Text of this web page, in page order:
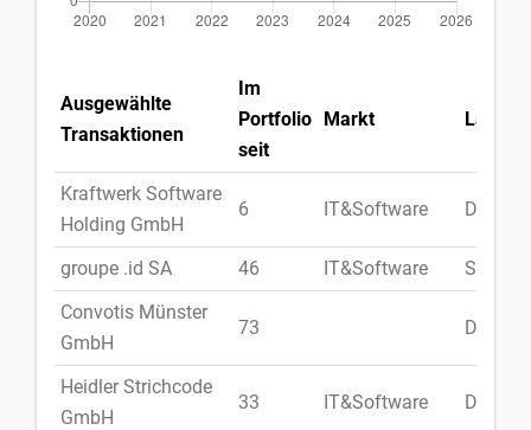
Ausgewählte
Transaktionen
Im
Portfolio
seit
Markt Land
Kraftwerk Software
Holding GmbH
6 IT&Software
groupe .id SA 46 IT&Software
Convotis Münster
GmbH
73
Heidler Strichcode
GmbH
33 IT&Software